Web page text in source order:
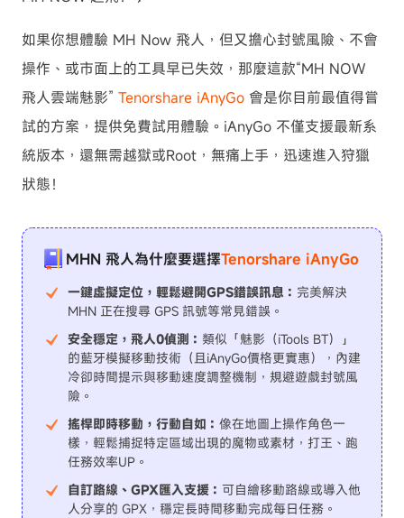
如果你想體驗 MH Now 飛人，但又擔心封號風險、不會
操作、或市面上的工具早已失效，那麼這款“MH NOW
飛人雲端魅影” Tenorshare iAnyGo 會是你目前最值得嘗
試的方案，提供免費試用體驗。iAnyGo 不僅支援最新系
統版本，還無需越獄或Root，無痛上手，迅速進入狩獵
狀態！
MHN 飛人為什麼要選擇Tenorshare iAnyGo
一鍵虛擬定位，輕鬆避開GPS錯誤訊息： 完美解決
MHN 正在搜尋 GPS 訊號等常見錯誤。
安全穩定，飛人0偵測： 類似「魅影（iTools BT）」
的藍牙模擬移動技術（且iAnyGo價格更實惠），內建
冷卻時間提示與移動速度調整機制，規避遊戲封號風
險。
搖桿即時移動，行動自如： 像在地圖上操作角色一
樣，輕鬆捕捉特定區域出現的魔物或素材，打王、跑
任務效率UP。
自訂路線、GPX匯入支援： 可自繪移動路線或導入他
人分享的 GPX，穩定長時間移動完成每日任務。